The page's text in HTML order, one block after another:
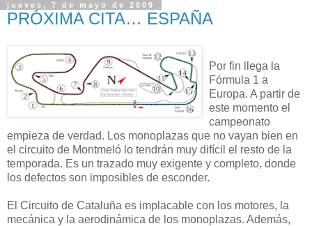
jueves, 7 de mayo de 2009
PRÓXIMA CITA… ESPAÑA
Por fin llega la
Fórmula 1 a
Europa. A partir de
este momento el
campeonato
empieza de verdad. Los monoplazas que no vayan bien en
el circuito de Montmeló lo tendrán muy difícil el resto de la
temporada. Es un trazado muy exigente y completo, donde
los defectos son imposibles de esconder.
El Circuito de Cataluña es implacable con los motores, la
mecánica y la aerodinámica de los monoplazas. Además,